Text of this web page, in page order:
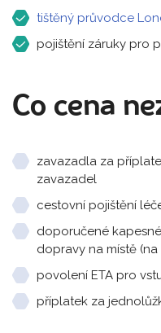
tištěný průvodce
pojištění záruky pro
Co cena
zavazadla za
zavazadel
cestovní pojištění
doporučené
dopravy na místě
povolení ETA pro
příplatek za